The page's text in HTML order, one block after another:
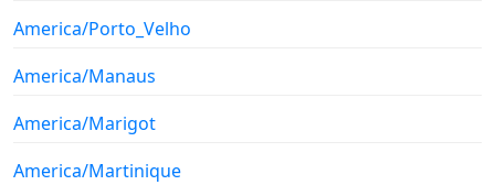
America/Porto_Velho
America/Manaus
America/Marigot
America/Martinique